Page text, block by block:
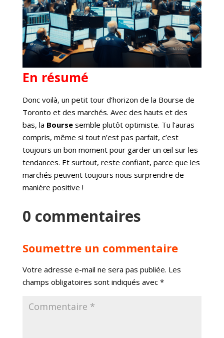
En résumé
Donc voilà, un petit tour d’horizon de la Bourse de
Toronto et des marchés. Avec des hauts et des
bas, la Boursesemble plutôt optimiste. Tu l’auras
compris, même si tout n’est pas parfait, c’est
toujours un bon moment pour garder un œil sur les
tendances. Et surtout, reste confiant, parce que les
marchés peuvent toujours nous surprendre de
manière positive !
0 commentaires
Soumettre un commentaire
Votre adresse e-mail ne sera pas publiée. Les
champs obligatoires sont indiqués avec *